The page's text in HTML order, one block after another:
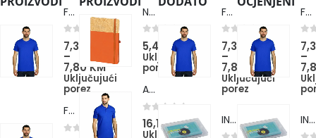
Fanfan Men
0out of 5
7,30 KM
–
7,80 KM
Uključujući
porez
Fanfan Men
Note Cork
0out of 5
5,40 KM
Uključujući
porez
Azzuro
0out of 5
16,10KM
Uključujući
Fanfan Men
0out of 5
7,30 KM
–
7,80 KM
Uključujući
porez
INSERT
Fanfan Men
0
–
INSERT